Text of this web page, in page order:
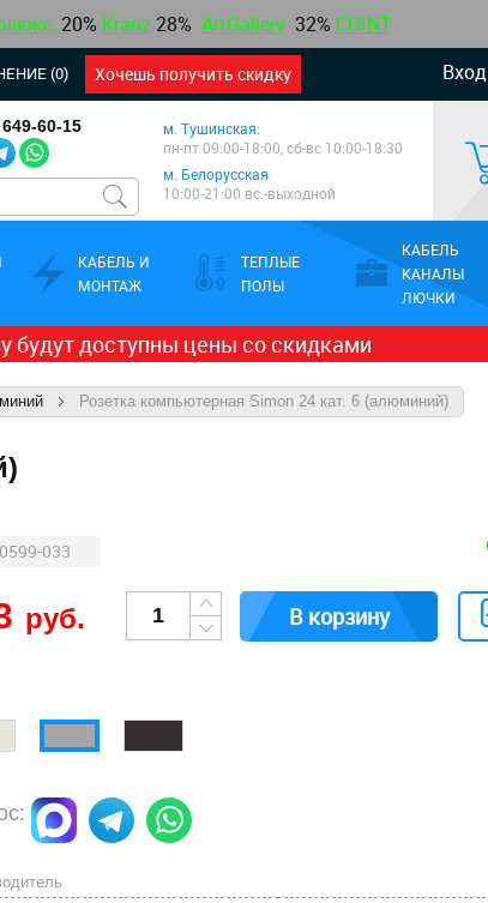
, 20% Kranz 28% ArtGallery 32% CHINT
Вход
(0) Хочешь получить скидку
60-15
м. Тушинская:
пн-пт 09:00-18:00, сб-вс 10:00-18:30
м. Белорусская
10:00-21:00 вс.-выходной
КАБЕЛЬ И
МОНТАЖ
ТЕПЛЫЕ
ПОЛЫ
КАБЕЛЬ
КАНАЛЫ
ЛЮЧКИ
будут доступны цены со скидками
Розетка компьютерная Simon 24 кат. 6 (алюминий)
033
руб. В корзину